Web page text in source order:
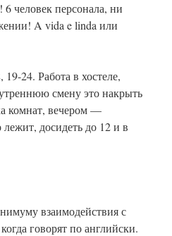
человек персонала, ни
A vida e linda или
24. Работа в хостеле,
смену это накрыть
комнат, вечером —
досидеть до 12 и в
взаимодействия с
говорят по английски.